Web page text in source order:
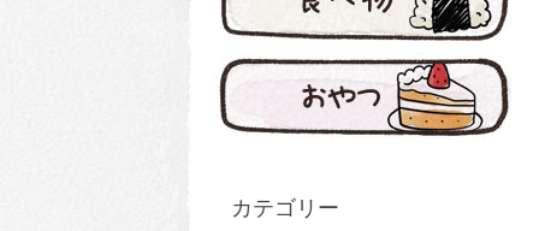
カテゴリー